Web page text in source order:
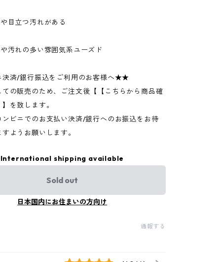
目立つ汚れがある
汚れの多い雰囲気系ユーズド
済/銀行振込をご利用のお客様へ★★
の販売のため、ご注文後【【こちらから商品確
を致します。
ンビニでのお支払い決済/銀行へのお振込をお待
ようお願いします。
International shipping available
Sold out
日本国内にお住まいの方向け
通報する